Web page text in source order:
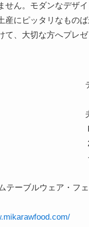
せん。モダンなデザ
産にピッタリなもの
て、大切な方へプレ
テーブルウェア・フェ